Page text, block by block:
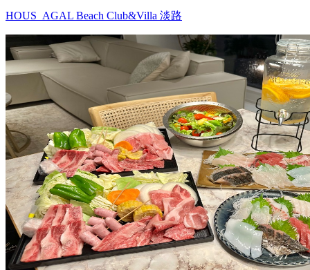
HOUS_AGAL Beach Club&Villa 淡路